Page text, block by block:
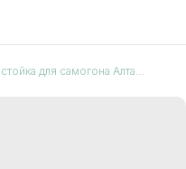
Настойка для самогона Алтайская кедровая